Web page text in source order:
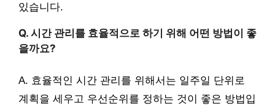
있습니다.
Q. 시간 관리를 효율적으로 하기 위해 어떤 방법이 좋
을까요?
A. 효율적인 시간 관리를 위해서는 일주일 단위로
계획을 세우고 우선순위를 정하는 것이 좋은 방법입